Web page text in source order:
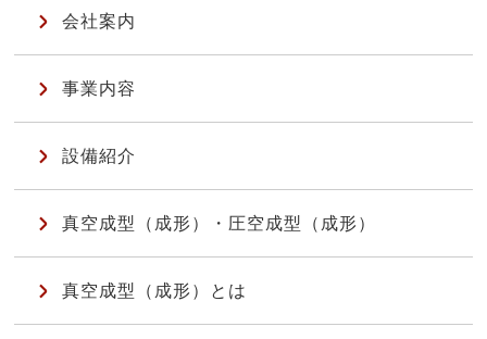
会社案内
事業内容
設備紹介
真空成型（成形）・圧空成型（成形）
真空成型（成形）とは